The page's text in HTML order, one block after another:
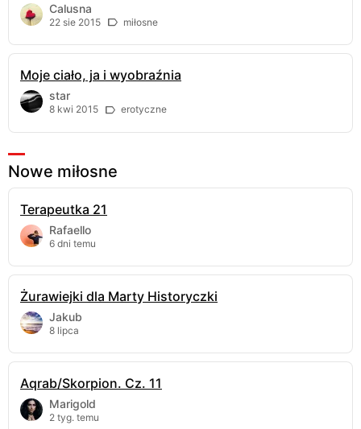
Calusna
22 sie 2015 miłosne
Moje ciało, ja i wyobraźnia
star
8 kwi 2015 erotyczne
Nowe miłosne
Terapeutka 21
Rafaello
6 dni temu
Żurawiejki dla Marty Historyczki
Jakub
8 lipca
Aqrab/Skorpion. Cz. 11
Marigold
2 tyg. temu